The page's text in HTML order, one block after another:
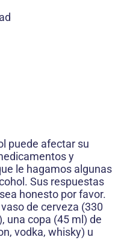
puede afectar su
y
le haga­mos algunas
Sus respuestas
honesto por favor.
de cerveza (330
una copa (45 ml) de
vodka, whisky) u